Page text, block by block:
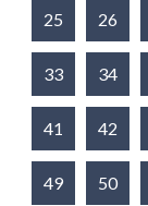
25 26
33 34
41 42
49 50